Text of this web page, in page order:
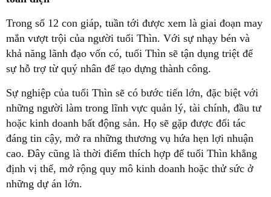
Trong số 12 con giáp, tuần tới được xem là giai đoạn may
mắn vượt trội của người tuổi Thìn. Với sự nhạy bén và
khả năng lãnh đạo vốn có, tuổi Thìn sẽ tận dụng triệt để
sự hỗ trợ từ quý nhân để tạo dựng thành công.
Sự nghiệp của tuổi Thìn sẽ có bước tiến lớn, đặc biệt với
những người làm trong lĩnh vực quản lý, tài chính, đầu tư
hoặc kinh doanh bất động sản. Họ sẽ gặp được đối tác
đáng tin cậy, mở ra những thương vụ hứa hẹn lợi nhuận
cao. Đây cũng là thời điểm thích hợp để tuổi Thìn khẳng
định vị thế, mở rộng quy mô kinh doanh hoặc thử sức ở
những dự án lớn.